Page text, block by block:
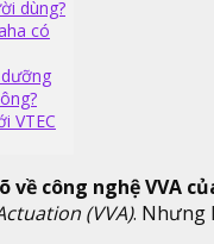
dùng?
có
VTEC
về công nghệ VVA
(VVA). Nhưng